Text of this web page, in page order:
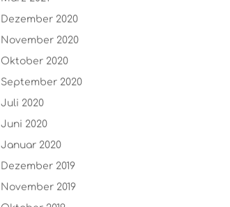
Dezember 2020
November 2020
Oktober 2020
September 2020
Juli 2020
Juni 2020
Januar 2020
Dezember 2019
November 2019